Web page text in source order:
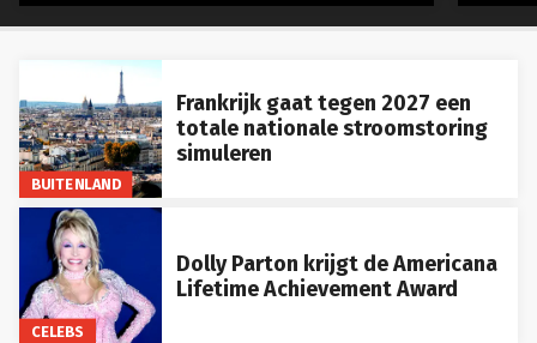
BUITENLAND
Frankrijk gaat tegen 2027 een
totale nationale stroomstoring
simuleren
CELEBS
Dolly Parton krijgt de Americana
Lifetime Achievement Award